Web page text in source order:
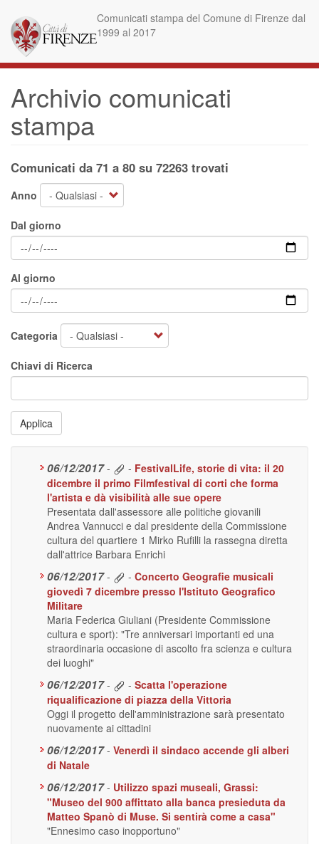
contenuto
principale
Comunicati stampa del Comune di Firenze dal
1999 al 2017
Archivio comunicati
stampa
Comunicati da 71 a 80 su 72263 trovati
Anno
Dal giorno
Al giorno
Categoria
Chiavi di Ricerca
Applica
06/12/2017 - - FestivalLife, storie di vita: il 20
dicembre il primo Filmfestival di corti che forma
l'artista e dà visibilità alle sue opere
Presentata dall'assessore alle politiche giovanili
Andrea Vannucci e dal presidente della Commissione
cultura del quartiere 1 Mirko Rufilli la rassegna diretta
dall'attrice Barbara Enrichi
06/12/2017 - - Concerto Geografie musicali
giovedì 7 dicembre presso l'Istituto Geografico
Militare
Maria Federica Giuliani (Presidente Commissione
cultura e sport): "Tre anniversari importanti ed una
straordinaria occasione di ascolto fra scienza e cultura
dei luoghi"
06/12/2017 - - Scatta l'operazione
riqualificazione di piazza della Vittoria
Oggi il progetto dell'amministrazione sarà presentato
nuovamente ai cittadini
06/12/2017 - Venerdì il sindaco accende gli alberi
di Natale
06/12/2017 - Utilizzo spazi museali, Grassi:
"Museo del 900 affittato alla banca presieduta da
Matteo Spanò di Muse. Si sentirà come a casa"
"Ennesimo caso inopportuno"